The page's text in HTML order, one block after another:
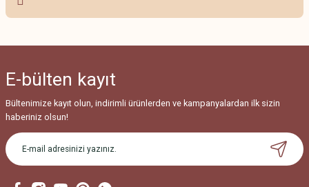
Ürün fiyatı diğer sitelerden daha pahalı.
Bu ürüne benzer farklı alternatifler olmalı.
E-bülten kayıt
Bültenimize kayıt olun, indirimli ürünlerden ve kampanyalardan ilk sizin
haberiniz olsun!